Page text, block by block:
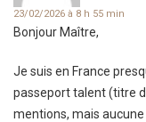
23/02/2026 à 8 h 55 min
Bonjour Maître,
Je suis en France
passeport talent (titre
mentions, mais